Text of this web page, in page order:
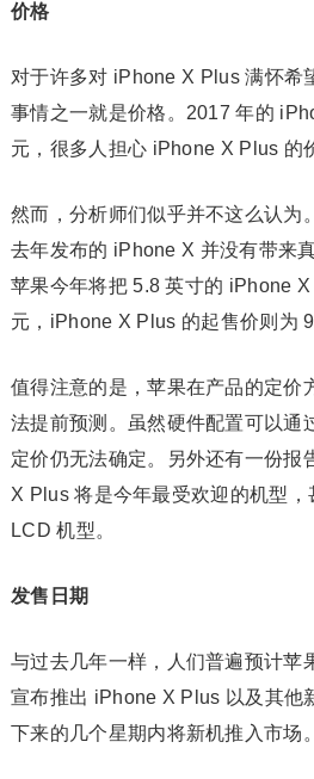
价格
对于许多对 iPhone X Plus 满怀希
事情之一就是价格。2017 年的
元，很多人担心 iPhone X Plus 的
然而，分析师们似乎并不这么认为
去年发布的 iPhone X 并没有带来
苹果今年将把 5.8 英寸的 iPhone
元，iPhone X Plus 的起售价则为
值得注意的是，苹果在产品的定价
法提前预测。虽然硬件配置可以通
定价仍无法确定。另外还有一份报
X Plus 将是今年最受欢迎的机型
LCD 机型。
发售日期
与过去几年一样，人们普遍预计苹
宣布推出 iPhone X Plus 以及其他
下来的几个星期内将新机推入市场。